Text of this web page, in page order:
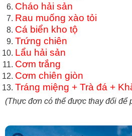
Cháo hải sản
Rau muống xào tỏi
Cá biển kho tộ
Trứng chiên
Lẩu hải sản
Cơm trắng
Cơm chiên giòn
Tráng miệng + Trà đá +
(Thực đơn có thể được thay đổi để